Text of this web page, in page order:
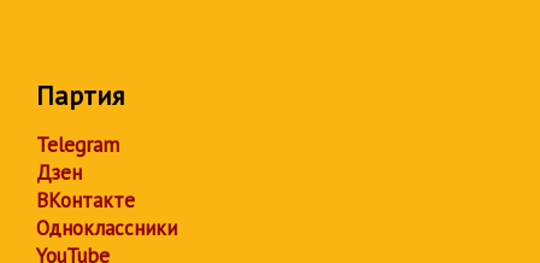
Партия
Telegram
Дзен
ВКонтакте
Одноклассники
YouTube